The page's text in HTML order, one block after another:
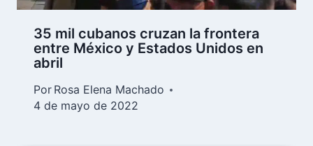
35 mil cubanos cruzan la frontera
entre México y Estados Unidos en
abril
Por Rosa Elena Machado
4 de mayo de 2022